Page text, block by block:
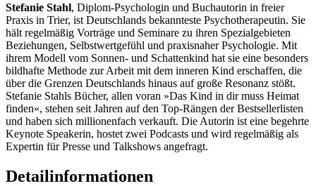
Stefanie Stahl, Diplom-Psychologin und Buchautorin in freier
Praxis in Trier, ist Deutschlands bekannteste Psychotherapeutin. Sie
hält regelmäßig Vorträge und Seminare zu ihren Spezialgebieten
Beziehungen, Selbstwertgefühl und praxisnaher Psychologie. Mit
ihrem Modell vom Sonnen- und Schattenkind hat sie eine besonders
bildhafte Methode zur Arbeit mit dem inneren Kind erschaffen, die
über die Grenzen Deutschlands hinaus auf große Resonanz stößt.
Stefanie Stahls Bücher, allen voran »Das Kind in dir muss Heimat
finden«, stehen seit Jahren auf den Top-Rängen der Bestsellerlisten
und haben sich millionenfach verkauft. Die Autorin ist eine begehrte
Keynote Speakerin, hostet zwei Podcasts und wird regelmäßig als
Expertin für Presse und Talkshows angefragt.
Detailinformationen